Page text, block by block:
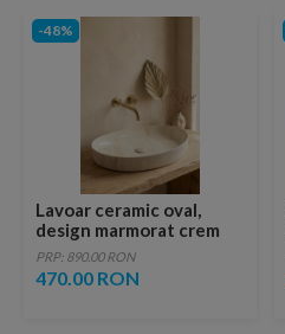
-48%
Lavoar ceramic oval,
design marmorat crem
lucios cu vene aurii,
ventil inclus
PRP: 890.00 RON
470.00 RON